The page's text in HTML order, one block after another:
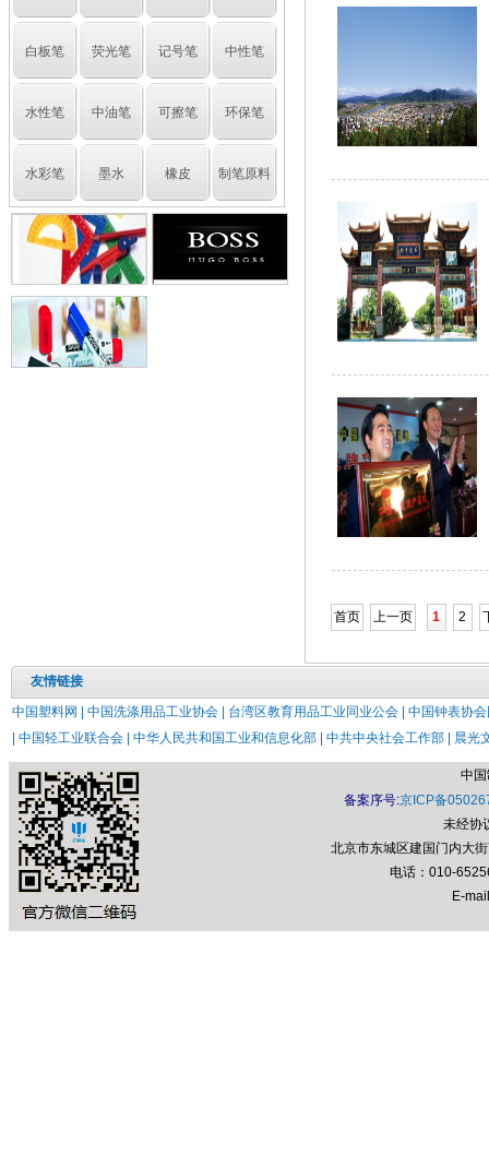
白板笔 荧光笔 记号笔 中性笔
水性笔 中油笔 可擦笔 环保笔
水彩笔 墨水 橡皮 制笔原料
首页 上一页 1 2
友情链接
中国塑料网 | 中国洗涤用品工业协会 | 台湾区教育用品工业同业公会 | 中国钟表协
中国轻工业联合会 | 中华人民共和国工业和信息化部 | 中共中央社会工作部 | 晨光
中
备案序号:京ICP备
未经协
北京市东城区建国门内大
电话：010-
E-